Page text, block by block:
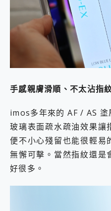
手感親膚滑順、不太沾指
imos多年來的 AF / AS 塗
玻璃表面疏水疏油效果讓
便不小心殘留也能很輕易
無懈可擊。當然指紋還是
好很多。